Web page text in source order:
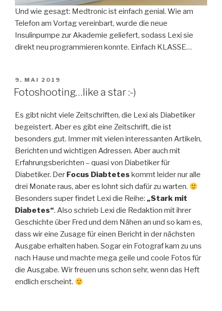
Und wie gesagt: Medtronic ist einfach genial. Wie am
Telefon am Vortag vereinbart, wurde die neue
Insulinpumpe zur Akademie geliefert, sodass Lexi sie
direkt neu programmieren konnte. Einfach KLASSE…
VERÖFFENTLICHT
AM
9. MAI 2019
Fotoshooting…like a star :-)
Es gibt nicht viele Zeitschriften, die Lexi als Diabetiker
begeistert. Aber es gibt eine Zeitschrift, die ist
besonders gut. Immer mit vielen interessanten Artikeln,
Berichten und wichtigen Adressen. Aber auch mit
Erfahrungsberichten – quasi von Diabetiker für
Diabetiker. Der Focus Diabtetes kommt leider nur alle
drei Monate raus, aber es lohnt sich dafür zu warten.
Besonders super findet Lexi die Reihe: „Stark mit
Diabetes“. Also schrieb Lexi die Redaktion mit ihrer
Geschichte über Fred und dem Nähen an und so kam es,
dass wir eine Zusage für einen Bericht in der nächsten
Ausgabe erhalten haben. Sogar ein Fotograf kam zu uns
nach Hause und machte mega geile und coole Fotos für
die Ausgabe. Wir freuen uns schon sehr, wenn das Heft
endlich erscheint.